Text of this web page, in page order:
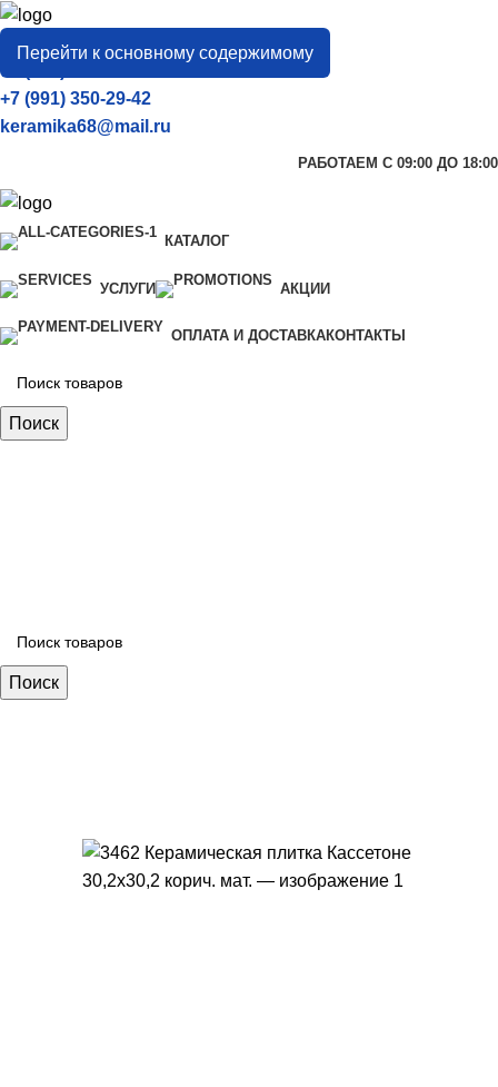
Перейти к основному содержимому
город
Тамбов
+7 (906) 657-33-54
+7 (991) 350-29-42
keramika68@mail.ru
РАБОТАЕМ С 09:00 ДО 18:00
КАТАЛОГ
УСЛУГИ АКЦИИ
ОПЛАТА И ДОСТАВКАКОНТАКТЫ
Поиск
Поиск